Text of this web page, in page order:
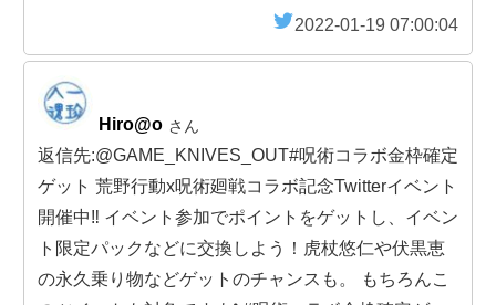
2022-01-19 07:00:04
Hiro@o さん
返信先:@GAME_KNIVES_OUT#呪術コラボ金枠確定
ゲット 荒野行動x呪術廻戦コラボ記念Twitterイベント
開催中‼️ イベント参加でポイントをゲットし、イベン
ト限定パックなどに交換しよう！虎杖悠仁や伏黒恵
の永久乗り物などゲットのチャンスも。 もちろんこ